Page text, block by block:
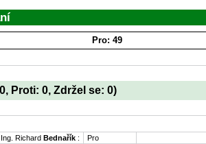
Pro: 49
Proti: 0, Zdržel se: 0)
Ing. Richard Bednařík :
Pro